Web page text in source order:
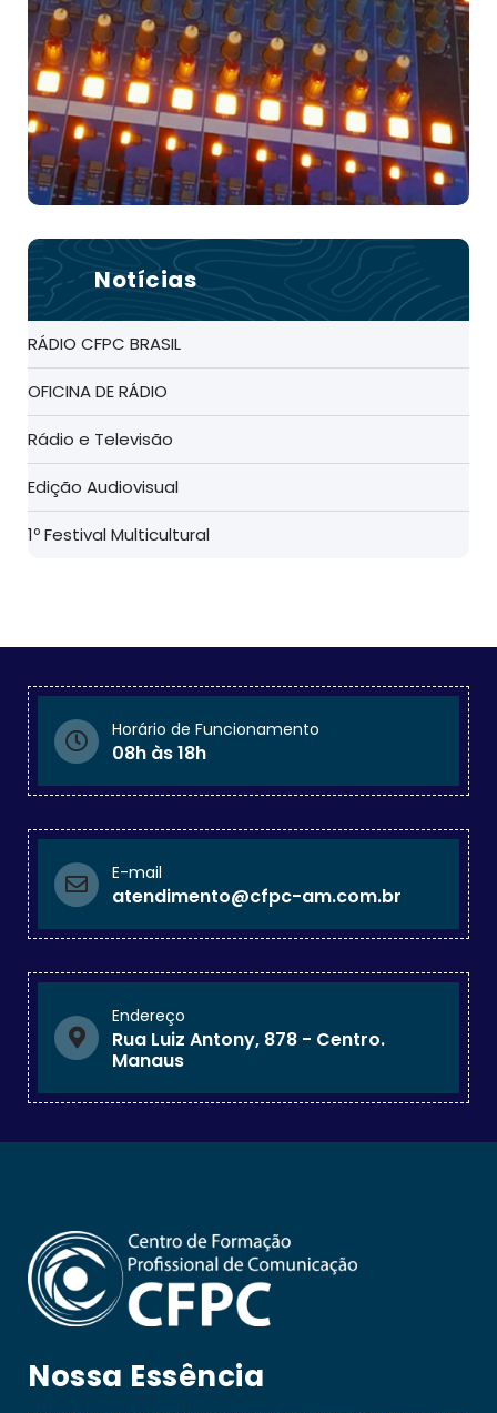
Notícias
RÁDIO CFPC BRASIL
OFICINA DE RÁDIO
Rádio e Televisão
Edição Audiovisual
1º Festival Multicultural
Horário de Funcionamento
08h às 18h
E-mail
atendimento@cfpc-am.com.br
Endereço
Rua Luiz Antony, 878 - Centro.
Manaus
Nossa Essência